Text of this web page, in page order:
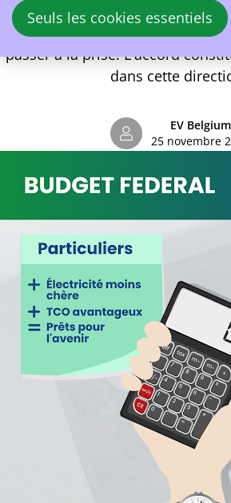
société, mais surtout pour le
les automobilistes particuliers
passer à la prise. L'accord
dans cette
EV Belgium
25 novembre
Seuls les cookies essentiels